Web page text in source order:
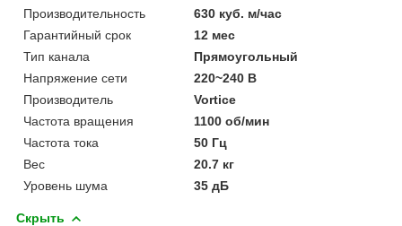
Производительность
630 куб. м/час
Гарантийный срок
12 мес
Тип канала
Прямоугольный
Напряжение сети
220~240 В
Производитель
Vortice
Частота вращения
1100 об/мин
Частота тока
50 Гц
Вес
20.7 кг
Уровень шума
35 дБ
Скрыть